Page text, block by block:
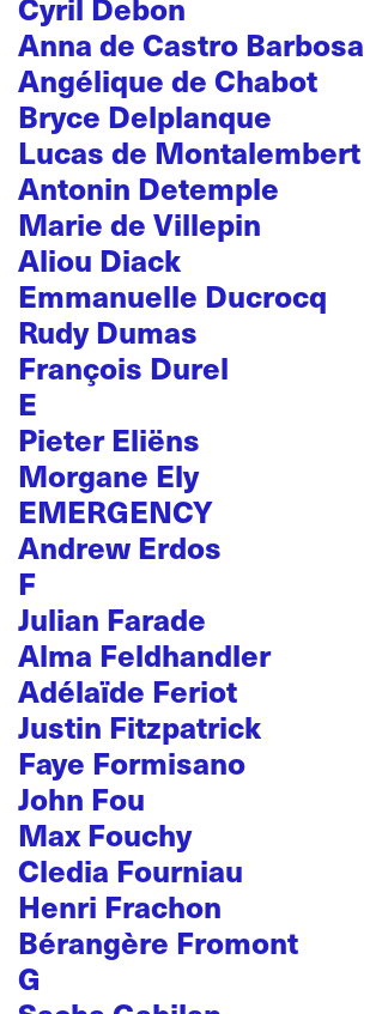
Anna de Castro Barbosa
Angélique de Chabot
Bryce Delplanque
Lucas de Montalembert
Antonin Detemple
Marie de Villepin
Aliou Diack
Emmanuelle Ducrocq
Rudy Dumas
François Durel
E
Pieter Eliëns
Morgane Ely
EMERGENCY
Andrew Erdos
F
Julian Farade
Alma Feldhandler
Adélaïde Feriot
Justin Fitzpatrick
Faye Formisano
John Fou
Max Fouchy
Cledia Fourniau
Henri Frachon
Bérangère Fromont
G